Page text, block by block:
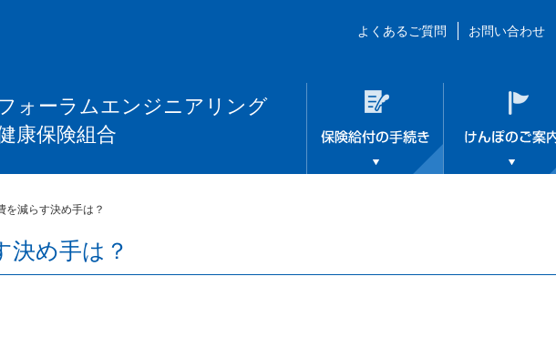
ォーラムエンジニアリング
康保険組合
よくあるご質問 お問い合わせ
を減らす決め手は？
決め手は？